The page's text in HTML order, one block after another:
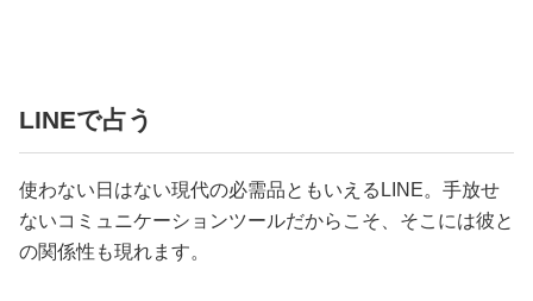
LINEで占う
使わない日はない現代の必需品ともいえるLINE。手放せ
ないコミュニケーションツールだからこそ、そこには彼と
の関係性も現れます。